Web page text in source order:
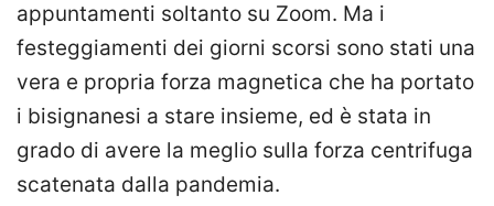
appuntamenti soltanto su Zoom. Ma i
festeggiamenti dei giorni scorsi sono stati una
vera e propria forza magnetica che ha portato
i bisignanesi a stare insieme, ed è stata in
grado di avere la meglio sulla forza centrifuga
scatenata dalla pandemia.